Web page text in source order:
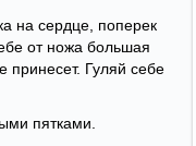
на сердце, поперек
от ножа большая
принесет. Гуляй себе
пятками.